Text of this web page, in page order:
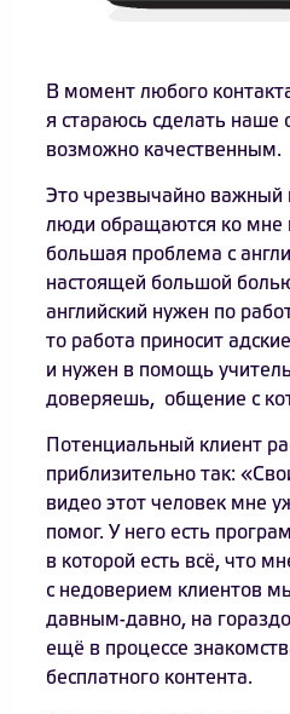
В момент любого
я стараюсь сделать
возможно качественным.
Это чрезвычайно важный
люди обращаются ко мне
большая проблема с
настоящей большой
английский нужен по
то работа приносит
и нужен в помощь
доверяешь, общение с
Потенциальный клиент
приблизительно так:
видео этот человек мне
помог. У него есть
в которой есть всё, что
с недоверием клиентов
давным-давно, на
ещё в процессе
бесплатного контента.